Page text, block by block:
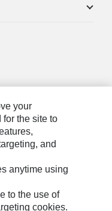
your
the site to
and
anytime using
to the use of
cookies.